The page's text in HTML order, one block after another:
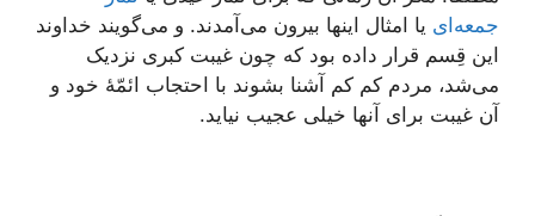
جمعه‌ای یا امثال اینها بیرون می‌آمدند. و می‌گویند خداوند
این قِسم قرار داده بود که چون غیبت کبری نزدیک
می‌شد، مردم کم کم آشنا بشوند با احتجاب ائمّۀ خود و
آن غیبت برای آنها خیلی عجیب نیاید.